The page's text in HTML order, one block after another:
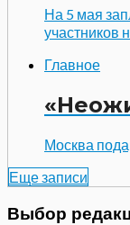
На 5 мая
участников
Главное
Москва
Еще записи
Выбор